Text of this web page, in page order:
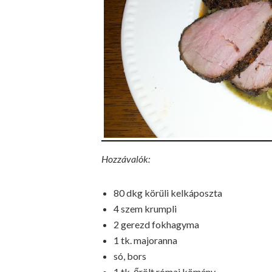
Hozzávalók:
80 dkg körüli kelkáposzta
4 szem krumpli
2 gerezd fokhagyma
1 tk. majoranna
só, bors